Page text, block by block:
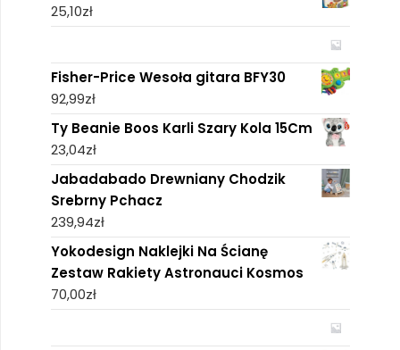
25,10zł
Fisher-Price Wesoła gitara BFY30
92,99zł
Ty Beanie Boos Karli Szary Kola 15Cm
23,04zł
Jabadabado Drewniany Chodzik
Srebrny Pchacz
239,94zł
Yokodesign Naklejki Na Ścianę
Zestaw Rakiety Astronauci Kosmos
70,00zł